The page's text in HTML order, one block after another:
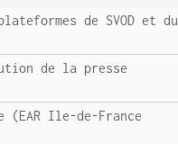
de SVOD et du
de la presse
Ile-de-France